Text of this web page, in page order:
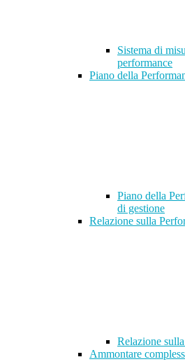
Sistema di
performance
Piano della
Piano della
di gestione
Relazione sulla
Relazione
Ammontare